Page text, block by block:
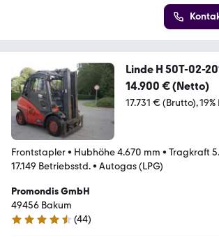
Linde H 50T-02-
14.900 € (Netto)
17.731 € (Brutto)
Frontstapler• Hubhöhe 4.670 mm • Tragkraft
17.149 Betriebsstd.• Autogas (LPG)
Promondis GmbH
49456 Bakum
4.6 Sterne
(44)